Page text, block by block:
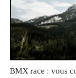
BMX race : vous